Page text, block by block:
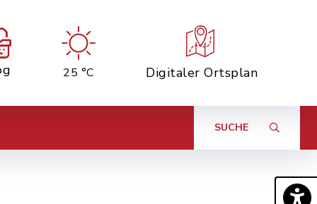
25 °C Digitaler Ortsplan
SUCHE